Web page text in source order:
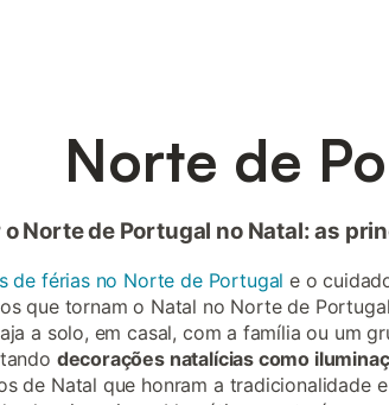
Norte de
Norte de Portugal no Natal: as
de férias no Norte de Portugal e o
que tornam o Natal no Norte de
a solo, em casal, com a família ou um
decorações natalícias como
de Natal que honram a tradicionalidade